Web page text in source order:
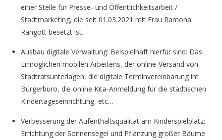
einer Stelle für Presse- und Öffentlichkeitsarbeit /
Stadtmarketing, die seit 01.03.2021 mit Frau Ramona
Rangott besetzt ist.
Ausbau digitale Verwaltung: Beispielhaft hierfür sind: Das
Ermöglichen mobilen Arbeitens, der online-Versand von
Stadtratsunterlagen, die digitale Terminvereinbarung im
Bürgerbüro, die online Kita-Anmeldung für die städtischen
Kindertageseinrichtung, etc…
Verbesserung der Aufenthaltsqualität am Kinderspielplatz:
Errichtung der Sonnensegel und Pflanzung großer Bäume